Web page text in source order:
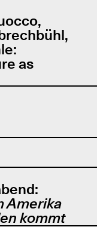
as
Amerika
kommt